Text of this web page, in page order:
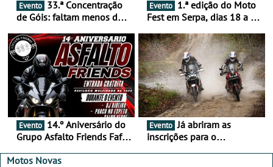
Evento
de Góis: faltam menos de
16 de agosto
Evento
Fest em Serpa, dias 18 a 20
duas rodas invade o Baixo
Alentejo
Evento
Grupo Asfalto Friends Fafe,
2026
Evento Já abriram as
inscrições para o
Motos Novas